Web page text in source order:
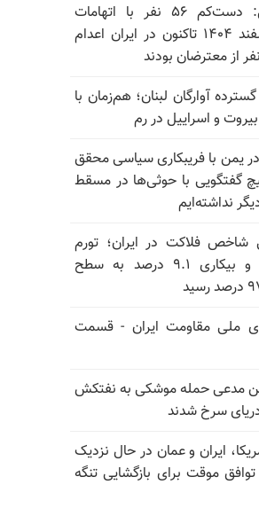
سازمان ملل: دست‌کم ۵۶ نفر با اتهامات
امنیتی از اسفند ۱۴۰۴ تاکنون در ایران اعدام
آوارگان لبنان؛ هم‌زمان با
بیروت و اسراییل در رم
یمن با فریبکاری سیاسی محقق
گفتگویی با حوثی‌ها در مسقط
نداشته‌ایم
شاخص فلاکت در ایران؛ تورم
۸۸.۶ درصد و بیکاری ۹.۱ درصد به سطح
ملی مقاومت ایران - قسمت
مدعی حمله موشکی به نفتکش
سرخ شدند
ایران و عمان در حال نزدیک
موقت برای بازگشایی تنگه